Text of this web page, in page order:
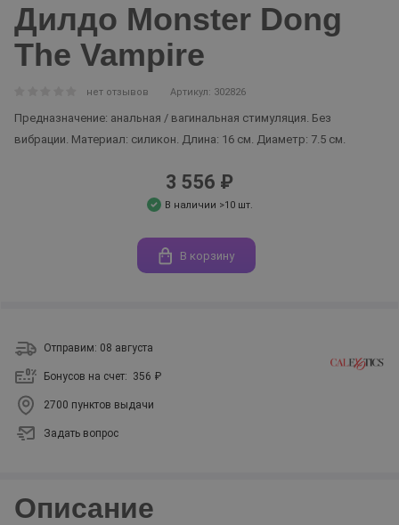
Дилдо Monster Dong
The Vampire
нет отзывов Артикул: 302826
Предназначение: анальная / вагинальная стимуляция. Без
вибрации. Материал: силикон. Длина: 16 см. Диаметр: 7.5 см.
3 556 ₽
В наличии >10 шт.
В корзину
Отправим: 08 августа
Бонусов на счет: 356 ₽
2700 пунктов выдачи
Задать вопрос
Описание